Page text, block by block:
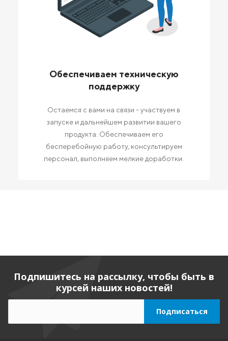
Обеспечиваем техническую
поддержку
Остаемся с вами на связи - участвуем в
запуске и дальнейшем развитии вашего
продукта. Обеспечиваем его
бесперебойную работу, консультируем
персонал, выполняем мелкие доработки.
Подпишитесь на рассылку, чтобы быть в
курсей наших новостей!